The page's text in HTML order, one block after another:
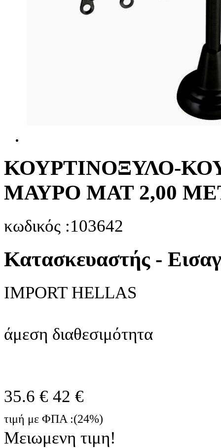
ΚΟΥΡΤΙΝΟΞΥΛΟ-
ΜΑΥΡΟ ΜΑΤ 2,00
κωδικός :103642
Κατασκευαστής -
IMPORT HELLAS
άμεση διαθεσιμότητα
35.6 € 42 €
τιμή με ΦΠΑ :(24%)
Μειωμενη τιμη!